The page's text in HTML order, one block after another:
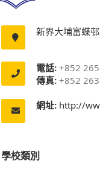
新界大埔富蝶
電話: +852
傳真: +852
網址: http://
學校類別